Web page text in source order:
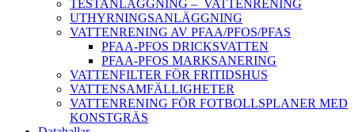
TESTANLÄGGNING – VATTENRENING
UTHYRNINGSANLÄGGNING
VATTENRENING AV PFAA/PFOS/PFAS
PFAA-PFOS DRICKSVATTEN
PFAA-PFOS MARKSANERING
VATTENFILTER FÖR FRITIDSHUS
VATTENSAMFÄLLIGHETER
VATTENRENING FÖR FOTBOLLSPLANER MED
KONSTGRÄS